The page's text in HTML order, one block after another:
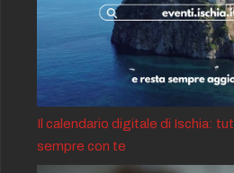
Il calendario digitale di Ischia:
sempre con te